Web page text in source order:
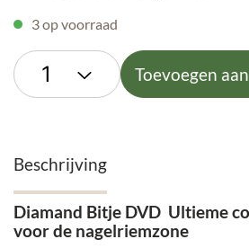
3 op voorraad
Toevoegen
Beschrijving
Diamand Bitje DVD Ultieme
voor de nagelriemzone